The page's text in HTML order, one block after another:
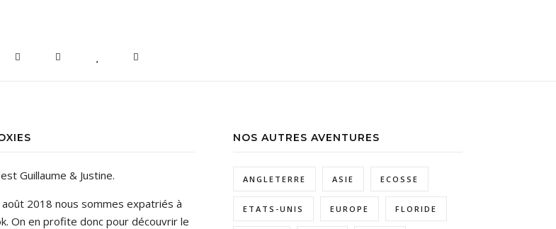
Guillaume & Justine.
août 2018 nous sommes expatriés à
On en profite donc pour découvrir le
NOS AUTRES AVENTURES
ANGLETERRE ASIE ECOSSE
ETATS-UNIS EUROPE FLORIDE